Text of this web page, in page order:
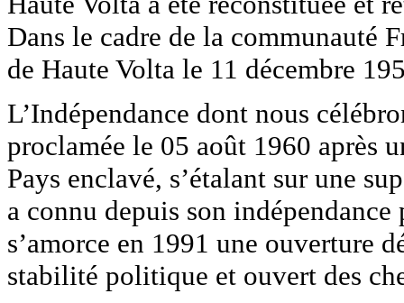
Dans le cadre de la communauté
de Haute Volta le 11 décembre
L’Indépendance dont nous
proclamée le 05 août 1960 après
Pays enclavé, s’étalant sur une
a connu depuis son
s’amorce en 1991 une ouverture
stabilité politique et ouvert des